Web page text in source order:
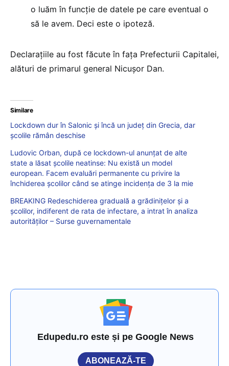
o luăm în funcție de datele pe care eventual o
să le avem. Deci este o ipoteză.
Declarațiile au fost făcute în fața Prefecturii Capitalei,
alături de primarul general Nicușor Dan.
Similare
Lockdown dur în Salonic și încă un județ din Grecia, dar
școlile rămân deschise
Ludovic Orban, după ce lockdown-ul anunțat de alte
state a lăsat școlile neatinse: Nu există un model
european. Facem evaluări permanente cu privire la
închiderea școlilor când se atinge incidența de 3 la mie
BREAKING Redeschiderea graduală a grădinițelor și a
școlilor, indiferent de rata de infectare, a intrat în analiza
autorităților – Surse guvernamentale
Edupedu.ro este și pe Google News
ABONEAZĂ-TE